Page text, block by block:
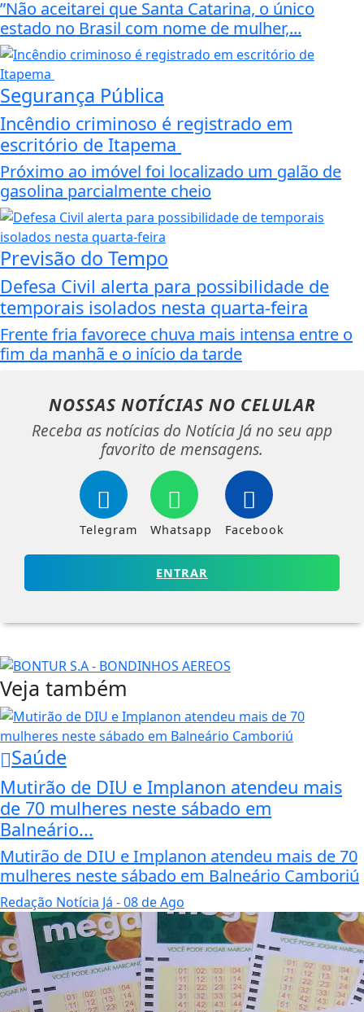
”Não aceitarei que Santa Catarina, o único
estado no Brasil com nome de mulher,...
Segurança Pública
Incêndio criminoso é registrado em
escritório de Itapema
Próximo ao imóvel foi localizado um galão de
gasolina parcialmente cheio
Previsão do Tempo
Defesa Civil alerta para possibilidade de
temporais isolados nesta quarta-feira
Frente fria favorece chuva mais intensa entre o
fim da manhã e o início da tarde
NOSSAS NOTÍCIAS NO CELULAR
Receba as notícias do Notícia Já no seu app
favorito de mensagens.
Telegram Whatsapp Facebook
ENTRAR
Veja também
Saúde
Mutirão de DIU e Implanon atendeu mais
de 70 mulheres neste sábado em
Balneário...
Mutirão de DIU e Implanon atendeu mais de 70
mulheres neste sábado em Balneário Camboriú
Redação Notícia Já - 08 de Ago